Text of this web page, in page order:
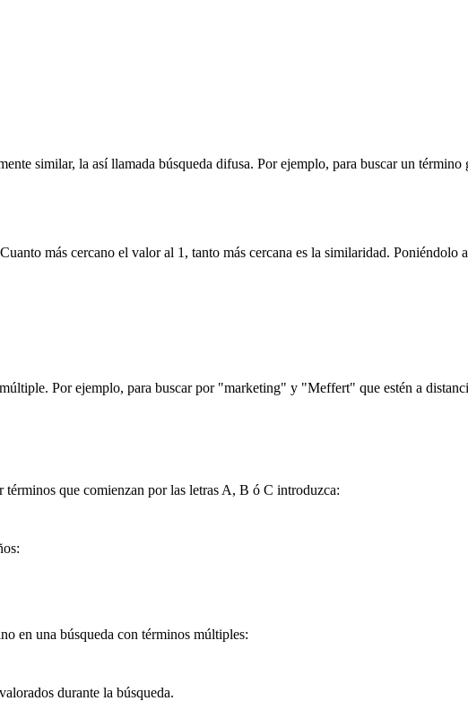
similar, la así llamada búsqueda difusa. Por ejemplo, para buscar un
más cercano el valor al 1, tanto más cercana es la similaridad. Poniéndolo
Por ejemplo, para buscar por "marketing" y "Meffert" que estén a
términos que comienzan por las letras A, B ó C introduzca:
en una búsqueda con términos múltiples:
durante la búsqueda.